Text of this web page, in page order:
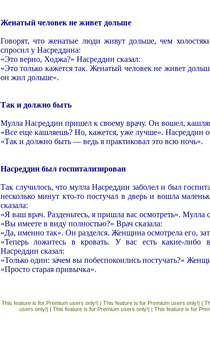
Женатый человек не живет дольше
Говорят, что женатые люди живут дольше, чем
спросил у Насреддина:
«Это верно, Ходжа?» Насреддин сказал:
«Это только кажется так. Женатый человек не живет
он жил дольше».
Так и должно быть
Мулла Насреддин пришел к своему врачу. Он вошел,
«Все еще кашляешь? Но, кажется, уже лучше». Насреддин
«Так и должно быть — ведь я практиковал это всю ночь».
Насреддин был госпитализирован
Так случилось, что мулла Насреддин заболел и был
несколько минут кто-то постучал в дверь и вошла
сказала:
«Я ваш врач. Разденьтесь, я пришла вас осмотреть». Мулла
«Вы имеете в виду полностью?» Врач сказала:
«Да, именно так». Он разделся. Женщина осмотрела его,
«Теперь ложитесь в кровать. У вас есть какие-либо
Насреддин сказал:
«Только один: зачем вы побеспокоились постучать?»
«Просто старая привычка».
This feature is for Premium users only!| | This feature is for Premium users only!| |
users only!| | This feature is for Premium users only!| | This feature is for